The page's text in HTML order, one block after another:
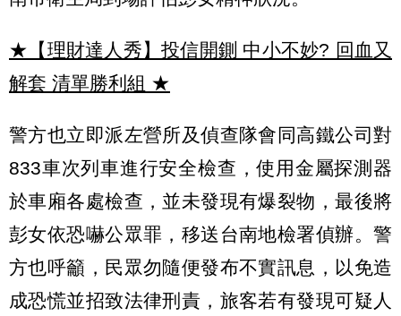
★【理財達人秀】投信開鍘 中小不妙? 回血又
解套 清單勝利組 ★
警方也立即派左營所及偵查隊會同高鐵公司對
833車次列車進行安全檢查，使用金屬探測器
於車廂各處檢查，並未發現有爆裂物，最後將
彭女依恐嚇公眾罪，移送台南地檢署偵辦。警
方也呼籲，民眾勿隨便發布不實訊息，以免造
成恐慌並招致法律刑責，旅客若有發現可疑人